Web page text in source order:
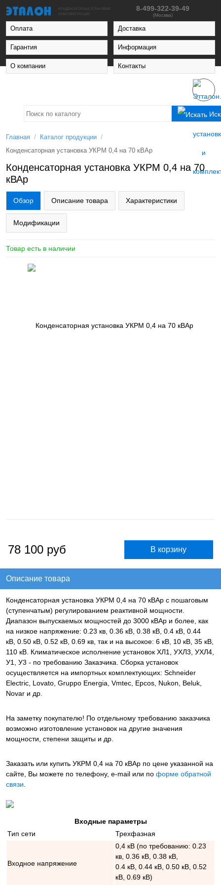
8-499-322-39-49
(Москва)
Оплата Доставка
Гарантия Информация
О компании Контакты
Главная / Каталог продукции /
Конденсаторная установка УКРМ 0,4 на 70 кВАр
Конденсаторная установка УКРМ 0,4 на 70
кВАр
Обзор Описание товара Характеристики
Модификации
Товар есть в наличии
78 100 руб
Описание товара
Конденсаторная установка УКРМ 0,4 на 70 кВАр с пошаговым
(ступенчатым) регулированием реактивной мощности.
Диапазон выпускаемых мощностей до 3000 кВАр и более, как
на низкое напряжение: 0.23 кв, 0.36 кВ, 0.38 кВ, 0.4 кВ, 0.44
кВ, 0.50 кВ, 0.52 кВ, 0.69 кв, так и на высокое: 6 кВ, 10 кВ, 35 кВ,
110 кВ. Климатическое исполнение установок ХЛ1, УХЛ3, УХЛ4,
У1, У3 - по требованию Заказчика. Сборка установок
осуществляется на импортных комплектующих: Schneider
Electric, Lovato, Gruppo Energia, Vmtec, Epcos, Nukon, Beluk,
Novar и др.
На заметку покупателю! По отдельному требованию заказчика
возможно изготовление установок на другие значения
мощности, степени защиты и др.
Заказать или купить УКРМ 0,4 на 70 кВАр по цене указанной на
сайте, Вы можете по телефону, e-mail или по форме обратной
связи.
Входные параметры
Тип сети
Трехфазная
Входное напряжение
0,4 кВ (по требованию: 0.23
кв, 0.36 кВ, 0.38 кВ,
0.4 кВ, 0.44 кВ, 0.50 кВ, 0.52
кВ, 0.69 кВ)